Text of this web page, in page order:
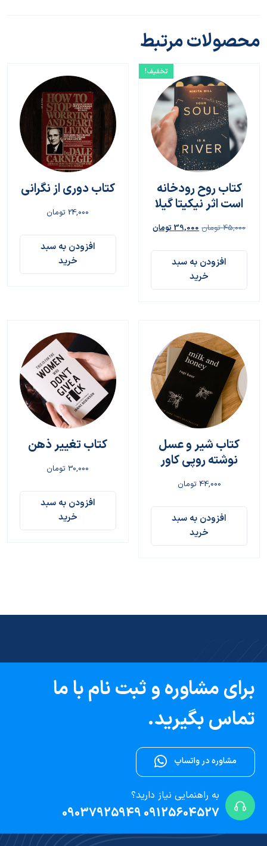
محصولات مرتبط
تخفیف!
کتاب روح رودخانه
است اثر نیکیتا گیلا
45,000 تومان 39,000 تومان
افزودن به سبد
خرید
کتاب دوری از نگرانی
24,000 تومان
افزودن به سبد
خرید
کتاب شیر و عسل
نوشته روپی کاور
44,000 تومان
افزودن به سبد
خرید
کتاب تغییر ذهن
30,000 تومان
افزودن به سبد
خرید
برای مشاوره و ثبت نام با ما
تماس بگیرید.
مشاوره در واتساپ
به راهنمایی نیاز دارید؟
09125604527 09037925949